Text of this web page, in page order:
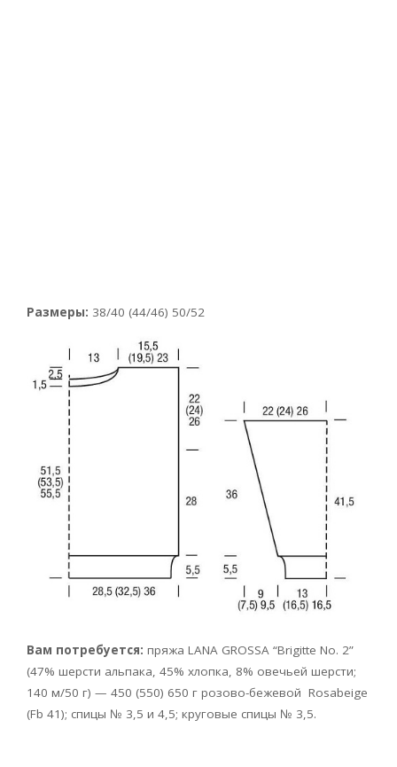
Размеры: 38/40 (44/46) 50/52
Вам потребуется: пряжа LANA GROSSA “Brigitte No. 2”
(47% шерсти альпака, 45% хлопка, 8% овечьей шерсти;
140 м/50 г) — 450 (550) 650 г розово-бежевой Rosabeige
(Fb 41); спицы № 3,5 и 4,5; круговые спицы № 3,5.